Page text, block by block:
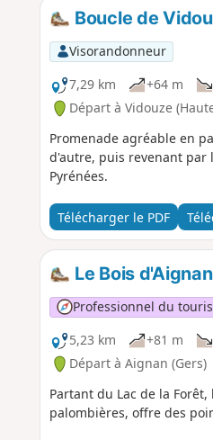
Boucle de
Visorandonneur
7,29 km
+64 m
Départ à Vidouze
Promenade agréable en
d'autre, puis revenant par
Pyrénées.
Télécharger le PDF
Le Bois d'Aignan
Professionnel du
5,23 km
+81 m
Départ à Aignan (Gers)
Partant du Lac de la
palombières, offre des